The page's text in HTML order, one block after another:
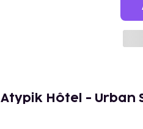
Atypik Hôtel - Urban